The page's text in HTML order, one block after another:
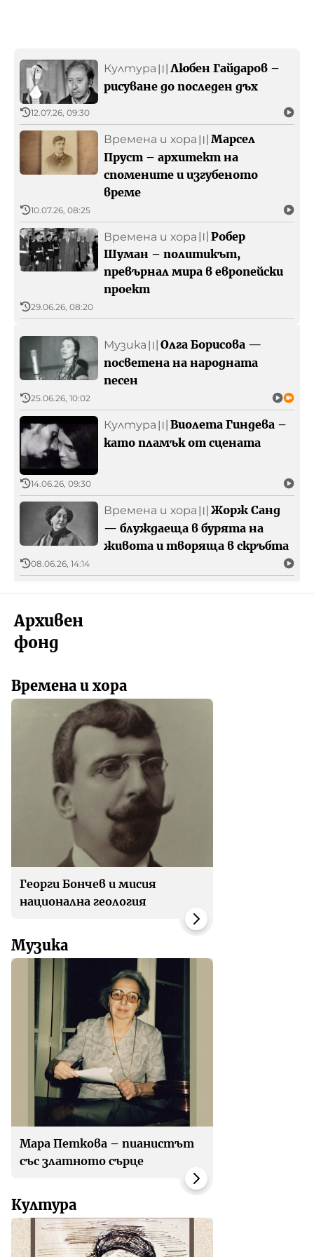
Култура 〣 Любен Гайдаров –
рисуване до последен дъх
12.07.26, 09:30
Времена и хора 〣 Марсел
Пруст – архитект на
спомените и изгубеното
време
10.07.26, 08:25
Времена и хора 〣 Робер
Шуман – политикът,
превърнал мира в европейски
проект
29.06.26, 08:20
Музика 〣 Олга Борисова —
посветена на народната
песен
25.06.26, 10:02
Култура 〣 Виолета Гиндева –
като пламък от сцената
14.06.26, 09:30
Времена и хора 〣 Жорж Санд
— блуждаеща в бурята на
живота и творяща в скръбта
08.06.26, 14:14
Архивен
фонд
Времена и хора
Георги Бончев и мисия
национална геология
Музика
Мара Петкова – пианистът
със златното сърце
Култура